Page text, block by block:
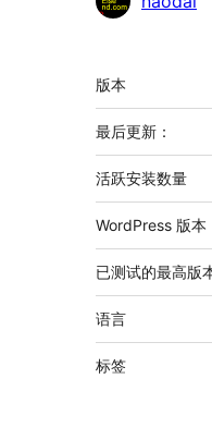
额
外
信
息
版本
最后更新：
活跃安装数量
WordPress 版本
已测试的最高版
语言
标签